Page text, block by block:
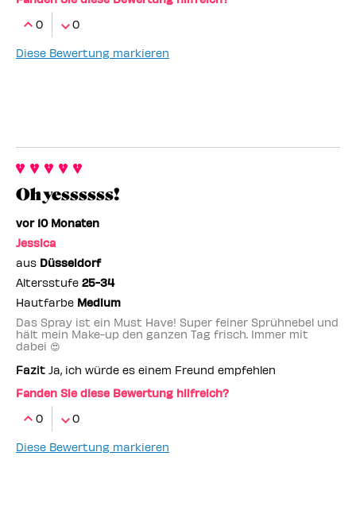
0
0
Diese Bewertung markieren
Oh yessssss!
vor 10 Monaten
Jessica
aus Düsseldorf
Altersstufe 25-34
Hautfarbe Medium
Das Spray ist ein Must Have! Super feiner Sprühnebel und
hält mein Make-up den ganzen Tag frisch. Immer mit
dabei 😍
Fazit Ja, ich würde es einem Freund empfehlen
Fanden Sie diese Bewertung hilfreich?
0
0
Diese Bewertung markieren